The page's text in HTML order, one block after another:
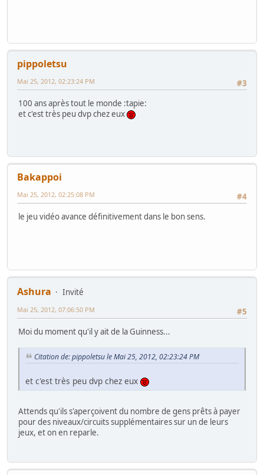
pippoletsu
#3
Mai 25, 2012, 02:23:24 PM
100 ans après tout le monde :tapie:
et c'est très peu dvp chez eux
Bakappoi
#4
Mai 25, 2012, 02:25:08 PM
le jeu vidéo avance définitivement dans le bon sens.
Ashura
Invité
#5
Mai 25, 2012, 07:06:50 PM
Moi du moment qu'il y ait de la Guinness...
Citation de: pippoletsu le Mai 25, 2012, 02:23:24 PM
et c'est très peu dvp chez eux
Attends qu'ils s'aperçoivent du nombre de gens prêts à payer
pour des niveaux/circuits supplémentaires sur un de leurs
jeux, et on en reparle.